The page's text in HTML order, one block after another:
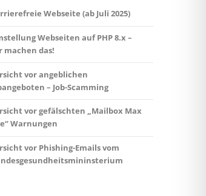
Webseite (ab Juli 2025)
Webseiten auf PHP 8.x –
machen das!
vor angeblichen
– Job-Scamming
vor gefälschten „Mailbox Max
Warnungen
vor Phishing-Emails vom